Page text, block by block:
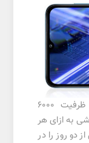
بهره بردن از باتری قدرتمند با میزان ظرفیت 6000
به ازای هر
از دو روز را در